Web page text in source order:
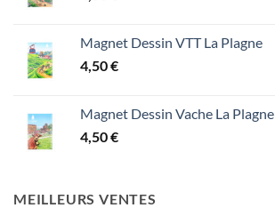
Magnet Dessin VTT La Plagne
4,50€
Magnet Dessin Vache La Plagne
4,50€
MEILLEURS VENTES